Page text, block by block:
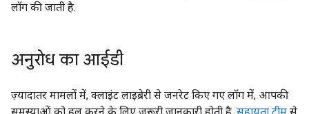
लॉग की जाती है.
अनुरोध का आईडी
ज़्यादातर मामलों में, क्लाइंट लाइब्रेरी से जनरेट किए गए लॉग में, आपकी